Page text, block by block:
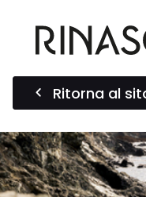
Ritorna al